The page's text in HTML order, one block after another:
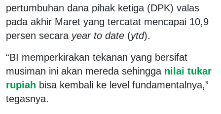
pertumbuhan dana pihak ketiga (DPK) valas
pada akhir Maret yang tercatat mencapai 10,9
persen secara year to date (ytd).
“BI memperkirakan tekanan yang bersifat
musiman ini akan mereda sehingga nilai tukar
rupiah bisa kembali ke level fundamentalnya,”
tegasnya.